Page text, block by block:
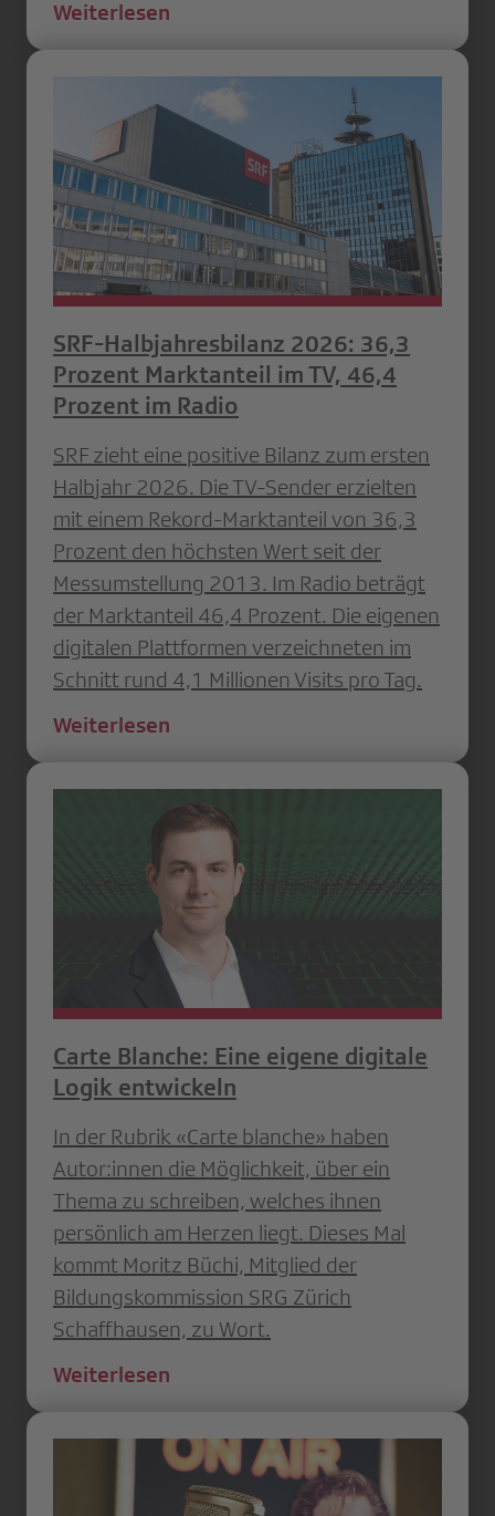
Weiterlesen
SRF-Halbjahresbilanz 2026: 36,3
Prozent Marktanteil im TV, 46,4
Prozent im Radio
SRF zieht eine positive Bilanz zum ersten
Halbjahr 2026. Die TV-Sender erzielten
mit einem Rekord-Marktanteil von 36,3
Prozent den höchsten Wert seit der
Messumstellung 2013. Im Radio beträgt
der Marktanteil 46,4 Prozent. Die eigenen
digitalen Plattformen verzeichneten im
Schnitt rund 4,1 Millionen Visits pro Tag.
Weiterlesen
Carte Blanche: Eine eigene digitale
Logik entwickeln
In der Rubrik «Carte blanche» haben
Autor:innen die Möglichkeit, über ein
Thema zu schreiben, welches ihnen
persönlich am Herzen liegt. Dieses Mal
kommt Moritz Büchi, Mitglied der
Bildungskommission SRG Zürich
Schaffhausen, zu Wort.
Weiterlesen